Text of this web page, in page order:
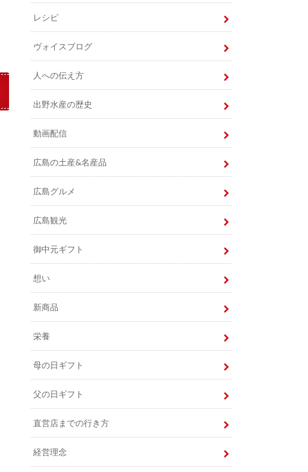
レシピ
ヴォイスブログ
人への伝え方
出野水産の歴史
動画配信
広島の土産&名産品
広島グルメ
広島観光
御中元ギフト
想い
新商品
栄養
母の日ギフト
父の日ギフト
直営店までの行き方
経営理念